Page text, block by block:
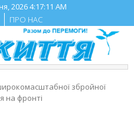
20264:17:12 AM
ПРО НАС
збройної
на фронті